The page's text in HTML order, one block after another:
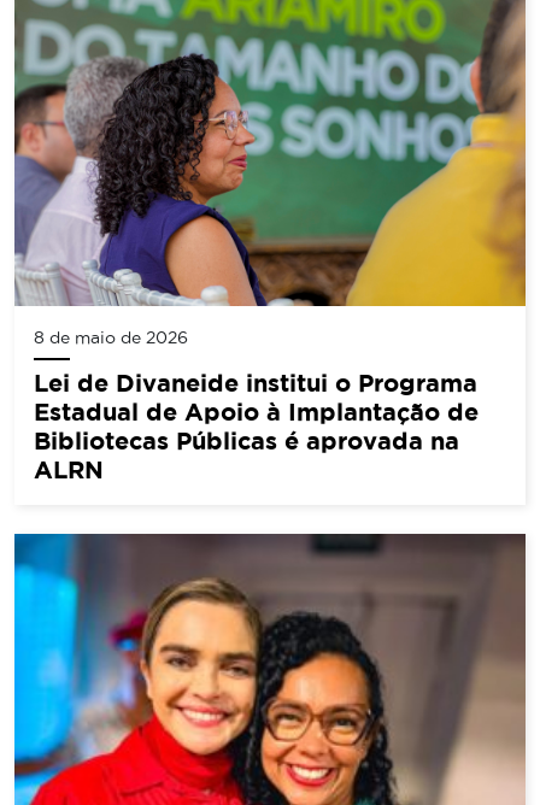
8 de maio de 2026
Lei de Divaneide institui o Programa
Estadual de Apoio à Implantação de
Bibliotecas Públicas é aprovada na
ALRN